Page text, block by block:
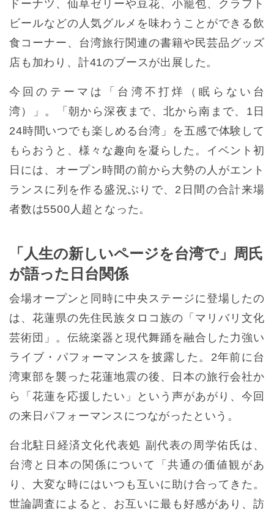
ドーナツ、仙草ゼリーや豆花、小籠包、クラフト
ビールなどの人気グルメを味わうことができる飲
食コーナー、台湾旅行関連の書籍や民芸品グッズ
店も加わり、計41のブースが出展した。
今回のテーマは「台湾不打烊（眠らない台
湾）」。「朝から深夜まで、北から南まで、1日
24時間いつでも楽しめる台湾」を五感で体験して
もらおうと、様々な趣向を凝らした。イベント初
日には、オープン時間の前から大勢の人がエント
ランスに列を作る盛況ぶりで、2日間の合計来場
者数は5500人超となった。
「人生の新しいページを台湾で」周氏
が語った日台関係
会場オープンと同時に中央ステージに登場したの
は、花蓮県の先住民族タロコ族の「マリバリ文化
芸術団」。伝統楽器と現代舞踊を融合した力強い
ライブ・パフォーマンスを披露した。2年前に台
湾東部を襲った花蓮地震の後、日本の旅行会社か
ら「花蓮を応援したい」という声があがり、今回
の来日パフォーマンスにつながったという。
台北駐日経済文化代表処 副代表の周学佑氏は、
台湾と日本の関係について「共通の価値観があ
り、大変な時にはいつも互いに助け合ってきた。
世論調査によると、お互いに最も好感があり、訪